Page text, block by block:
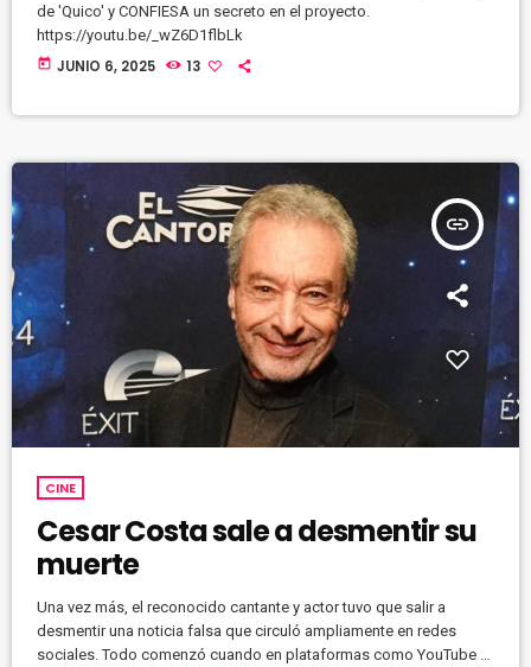
de 'Quico' y CONFIESA un secreto en el proyecto.
https://youtu.be/_wZ6D1flbLk
today JUNIO 6, 2025 13
insert_link
CINE
Cesar Costa sale a desmentir su
muerte
Una vez más, el reconocido cantante y actor tuvo que salir a
desmentir una noticia falsa que circuló ampliamente en redes
sociales. Todo comenzó cuando en plataformas como YouTube y